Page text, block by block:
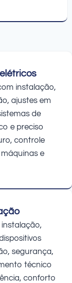
instalação,
ajustes em
de
e preciso
controle
e
segurança,
técnico
conforto